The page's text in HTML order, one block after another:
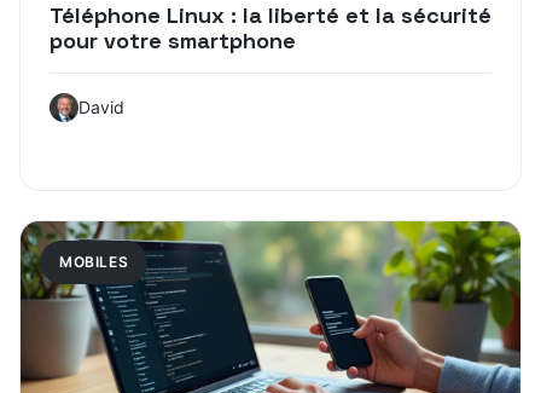
Téléphone Linux : la liberté et la sécurité
pour votre smartphone
David
MOBILES